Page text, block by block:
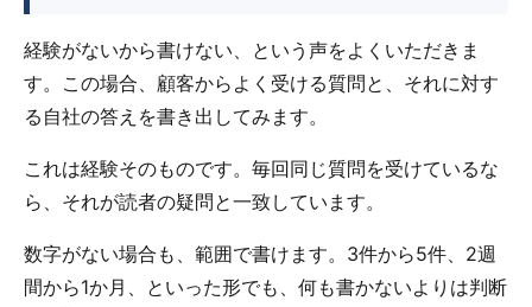
経験がないから書けない、という声をよくいただきま
す。この場合、顧客からよく受ける質問と、それに対す
る自社の答えを書き出してみます。
これは経験そのものです。毎回同じ質問を受けているな
ら、それが読者の疑問と一致しています。
数字がない場合も、範囲で書けます。3件から5件、2週
間から1か月、といった形でも、何も書かないよりは判断